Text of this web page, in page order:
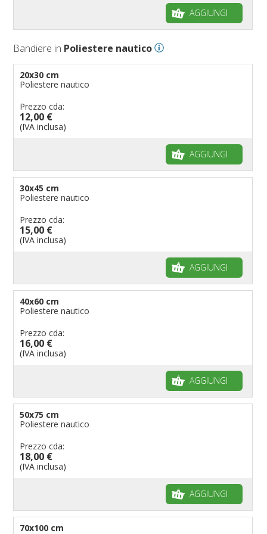
Bandiere per eventi religiosi
Bandiere per ambasciate
Bandiere per riserve naturali e parchi
Bandiere per musicisti
pennoni per bandiere
AGGIUNGI
Bandiere in Poliestere nautico
20x30 cm
Poliestere nautico
Prezzo cda:
12,00 €
(IVA inclusa)
AGGIUNGI
30x45 cm
Poliestere nautico
Prezzo cda:
15,00 €
(IVA inclusa)
AGGIUNGI
40x60 cm
Poliestere nautico
Prezzo cda:
16,00 €
(IVA inclusa)
AGGIUNGI
50x75 cm
Poliestere nautico
Prezzo cda:
18,00 €
(IVA inclusa)
AGGIUNGI
70x100 cm